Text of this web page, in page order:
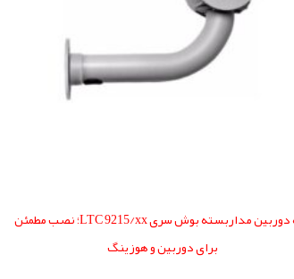
پایه دوربین مداربسته بوش سری LTC 9215/xx؛ نصب مطمئن
برای دوربین و هوزینگ